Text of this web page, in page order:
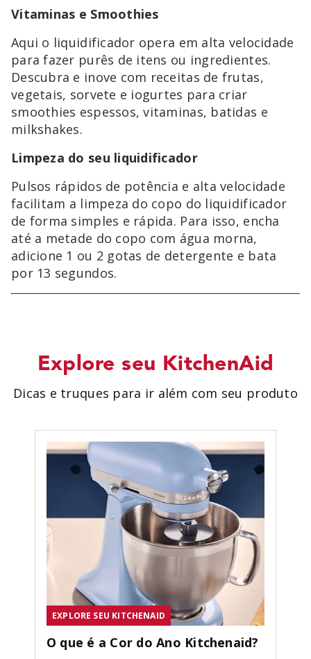
Vitaminas e Smoothies
Aqui o liquidificador opera em alta velocidade
para fazer purês de itens ou ingredientes.
Descubra e inove com receitas de frutas,
vegetais, sorvete e iogurtes para criar
smoothies espessos, vitaminas, batidas e
milkshakes.
Limpeza do seu liquidificador
Pulsos rápidos de potência e alta velocidade
facilitam a limpeza do copo do liquidificador
de forma simples e rápida. Para isso, encha
até a metade do copo com água morna,
adicione 1 ou 2 gotas de detergente e bata
por 13 segundos.
Explore seu KitchenAid
Dicas e truques para ir além com seu produto
EXPLORE SEU KITCHENAID
O que é a Cor do Ano Kitchenaid?